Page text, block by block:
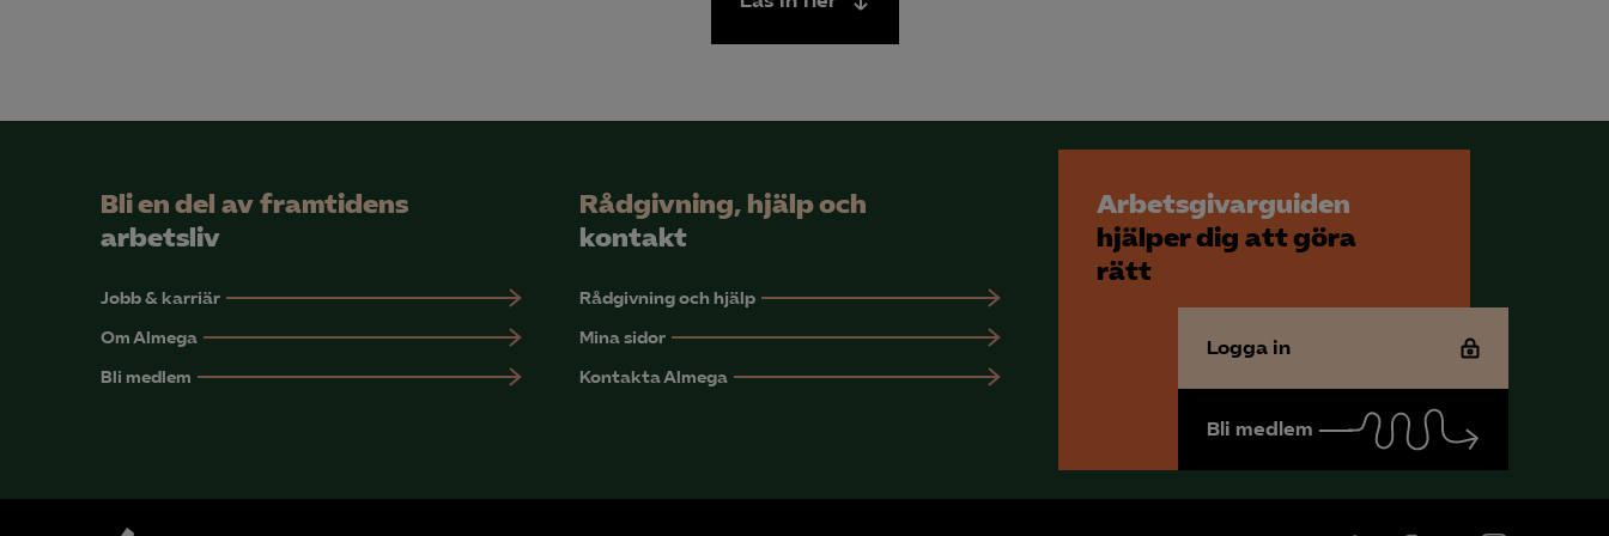
Bli en del av framtidens
arbetsliv
Jobb & karriär
Om Almega
Bli medlem
Rådgivning, hjälp och
kontakt
Rådgivning och hjälp
Mina sidor
Kontakta Almega
Arbetsgivarguiden
hjälper dig att göra
rätt
Logga in
Bli medlem